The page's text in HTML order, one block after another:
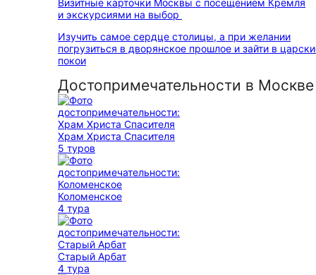
Визитные карточки Москвы с посещением Кремля
и экскурсиями на выбор
Изучить самое сердце столицы, а при желании
погрузиться в дворянское прошлое и зайти в
покои
Достопримечательности в Москве
Храм Христа Спасителя
5 туров
Коломенское
4 тура
Старый Арбат
4 тура